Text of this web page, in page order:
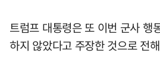
트럼프 대통령은 또 이번 군사 행
하지 않았다고 주장한 것으로 전